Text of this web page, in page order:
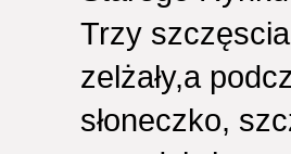
Trzy
zelżały,a
słoneczko,